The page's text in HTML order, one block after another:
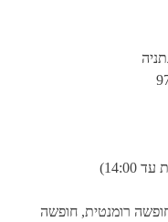
רומנטית, חופשה